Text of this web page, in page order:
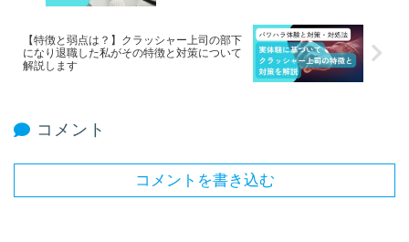
【特徴と弱点は？】クラッシャー上司の部下
になり退職した私がその特徴と対策について
解説します
コメント
コメントを書き込む